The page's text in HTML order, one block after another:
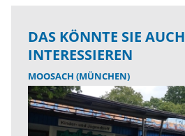
DAS KÖNNTE SIE AUCH
INTERESSIEREN
MOOSACH (MÜNCHEN)